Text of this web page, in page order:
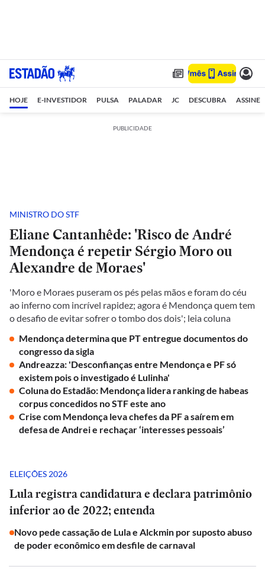
HOJE E-INVESTIDOR PULSA PALADAR JC DESCUBRA ASSINE
PUBLICIDADE
MINISTRO DO STF
Eliane Cantanhêde: 'Risco de André
Mendonça é repetir Sérgio Moro ou
Alexandre de Moraes'
'Moro e Moraes puseram os pés pelas mãos e foram do céu
ao inferno com incrível rapidez; agora é Mendonça quem tem
o desafio de evitar sofrer o tombo dos dois'; leia coluna
Mendonça determina que PT entregue documentos do
congresso da sigla
Andreazza: 'Desconfianças entre Mendonça e PF só
existem pois o investigado é Lulinha'
Coluna do Estadão: Mendonça lidera ranking de habeas
corpus concedidos no STF este ano
Crise com Mendonça leva chefes da PF a saírem em
defesa de Andrei e rechaçar ‘interesses pessoais’
ELEIÇÕES 2026
Lula registra candidatura e declara patrimônio
inferior ao de 2022; entenda
Novo pede cassação de Lula e Alckmin por suposto abuso
de poder econômico em desfile de carnaval